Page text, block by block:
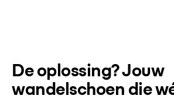
De oplossing? Jouw
wandelschoen die